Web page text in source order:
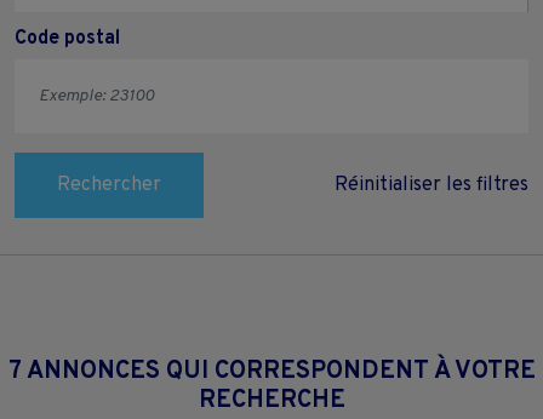
Code postal
Rechercher Réinitialiser les filtres
7 ANNONCES QUI CORRESPONDENT À VOTRE
RECHERCHE